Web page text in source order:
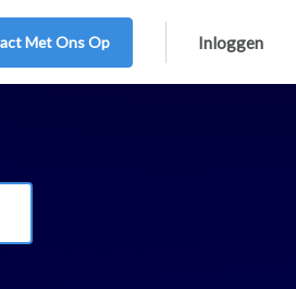
Met Ons Op Inloggen